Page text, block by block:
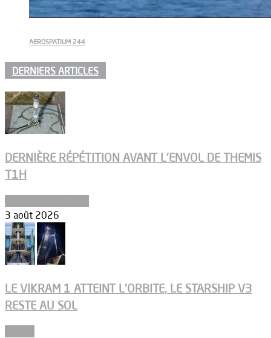
AEROSPATIUM 244
DERNIERS ARTICLES
DERNIÈRE RÉPÉTITION AVANT L’ENVOL DE THEMIS
T1H
3 août 2026
LE VIKRAM 1 ATTEINT L’ORBITE, LE STARSHIP V3
RESTE AU SOL